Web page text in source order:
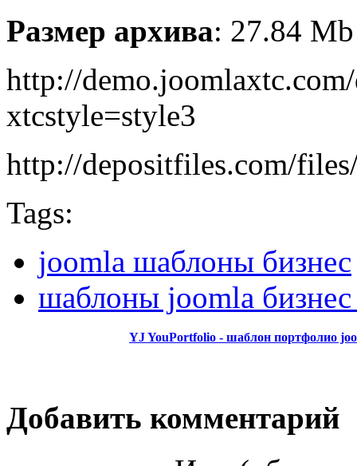
Размер архива: 27.84 Mb
http://
xtcstyle=style3
http://depositfiles.com/
Tags:
joomla шаблоны бизнес
шаблоны joomla бизнес
YJ YouPortfolio - шаблон портфолио
Добавить комментарий